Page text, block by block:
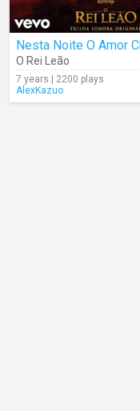
O Rei Leão
7 years | 2200 plays
AlexKazuo